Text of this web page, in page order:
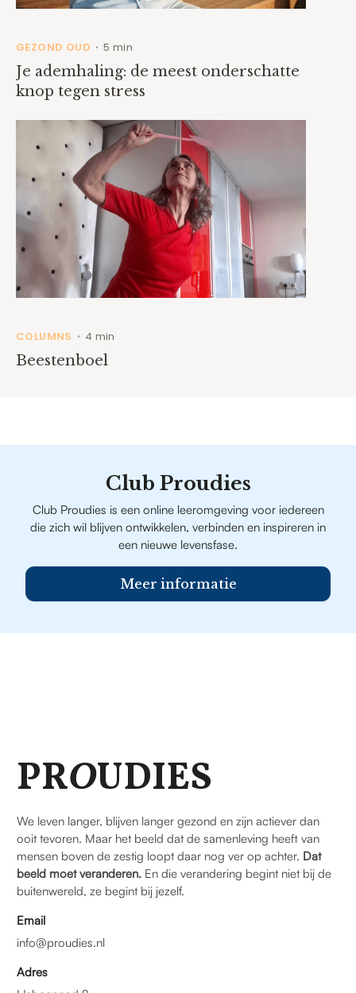
GEZOND OUD • 5 min
Je ademhaling: de meest onderschatte
knop tegen stress
COLUMNS • 4 min
Beestenboel
Club Proudies
Club Proudies is een online leeromgeving voor iedereen
die zich wil blijven ontwikkelen, verbinden en inspireren in
een nieuwe levensfase.
Meer informatie
PROUDIES
We leven langer, blijven langer gezond en zijn actiever dan
ooit tevoren. Maar het beeld dat de samenleving heeft van
mensen boven de zestig loopt daar nog ver op achter. Dat
beeld moet veranderen. En die verandering begint niet bij de
buitenwereld, ze begint bij jezelf.
Email
info@proudies.nl
Adres